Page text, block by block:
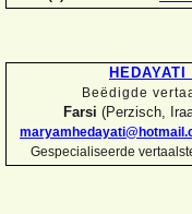
Beëdigde
Farsi(Perzisch,
Gespecialiseerde